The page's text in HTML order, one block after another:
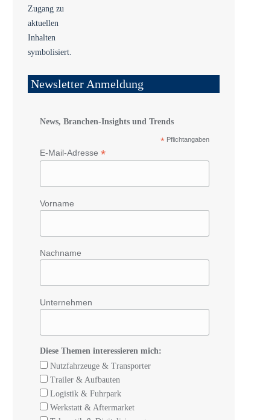
Newsletter Anmeldung
News, Branchen-Insights und Trends
* Pflichtangaben
E-Mail-Adresse *
Vorname
Nachname
Unternehmen
Diese Themen interessieren mich:
Nutzfahrzeuge & Transporter
Trailer & Aufbauten
Logistik & Fuhrpark
Werkstatt & Aftermarket